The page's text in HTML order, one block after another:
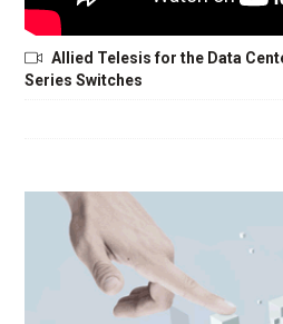
Allied Telesis for the Data
Series Switches